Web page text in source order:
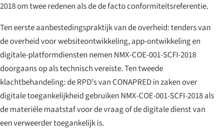
2018 om twee redenen als de de facto conformiteitsreferentie.
Ten eerste aanbestedingspraktijk van de overheid: tenders van
de overheid voor websiteontwikkeling, app-ontwikkeling en
digitale-platformdiensten nemen NMX-COE-001-SCFI-2018
doorgaans op als technisch vereiste. Ten tweede
klachtbehandeling: de RPD's van CONAPRED in zaken over
digitale toegankelijkheid gebruiken NMX-COE-001-SCFI-2018 als
de materiële maatstaf voor de vraag of de digitale dienst van
een verweerder toegankelijk is.